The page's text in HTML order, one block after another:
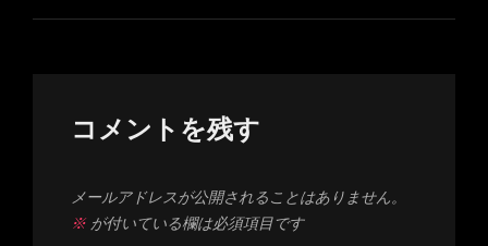
ー
コメントを残す
メールアドレスが公開されることはありません。
※が付いている欄は必須項目です